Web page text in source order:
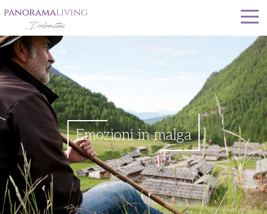
Emozioni in malga